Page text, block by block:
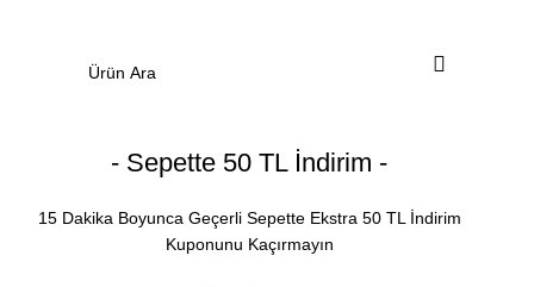
- Sepette 50 TL İndirim -
15 Dakika Boyunca Geçerli Sepette Ekstra 50 TL İndirim
Kuponunu Kaçırmayın